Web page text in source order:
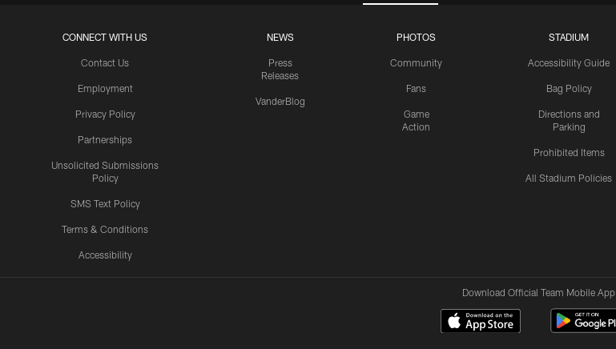
CONNECT WITH US
Contact Us
Employment
Privacy Policy
Partnerships
Unsolicited Submissions
Policy
SMS Text Policy
Terms & Conditions
Accessibility
NEWS
Press
Releases
VanderBlog
PHOTOS
Community
Fans
Game
Action
STADIUM
Accessibility Guide
Bag Policy
Directions and
Parking
Prohibited Items
All Stadium Policies
Download Official Team Mobile App